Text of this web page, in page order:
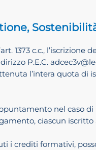
1373 c.c.,
P.E.C.
l’intera quota di
nel
ciascun
i crediti formativi,